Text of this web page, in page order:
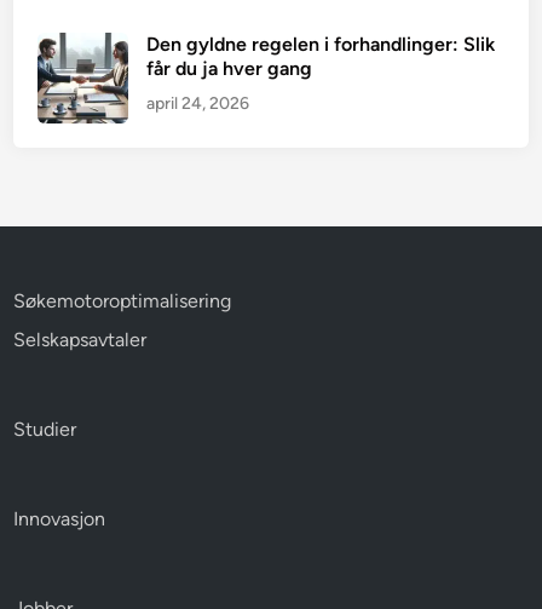
Den gyldne regelen i forhandlinger: Slik
får du ja hver gang
april 24, 2026
Søkemotoroptimalisering
Selskapsavtaler
Studier
Innovasjon